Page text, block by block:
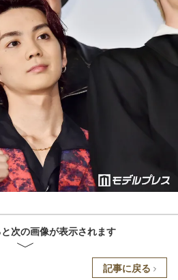
次の画像が表示されます
記事に戻る